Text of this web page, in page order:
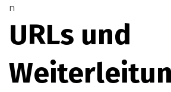
n
URLs und